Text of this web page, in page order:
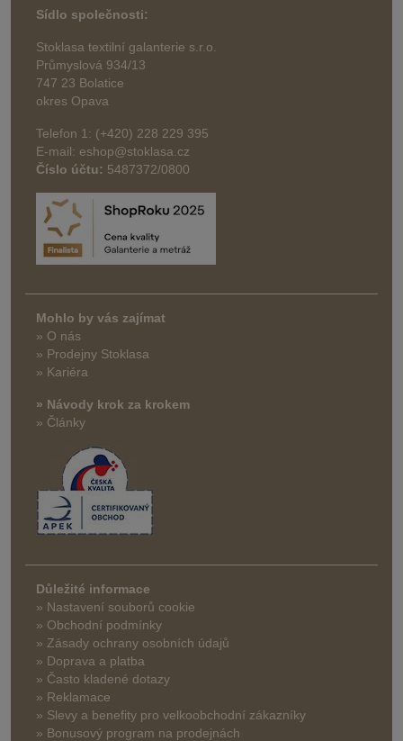
Sídlo společnosti:
Stoklasa textilní galanterie s.r.o.
Průmyslová 934/13
747 23 Bolatice
okres Opava
Telefon 1: (+420) 228 229 395
E-mail: eshop@stoklasa.cz
Číslo účtu: 5487372/0800
Mohlo by vás zajímat
» O nás
» Prodejny Stoklasa
» Kariéra
» Návody krok za krokem
» Články
Důležité informace
» Nastavení souborů cookie
» Obchodní podmínky
» Zásady ochrany osobních údajů
» Doprava a platba
» Často kladené dotazy
» Reklamace
» Slevy a benefity pro velkoobchodní zákazníky
» Bonusový program na prodejnách